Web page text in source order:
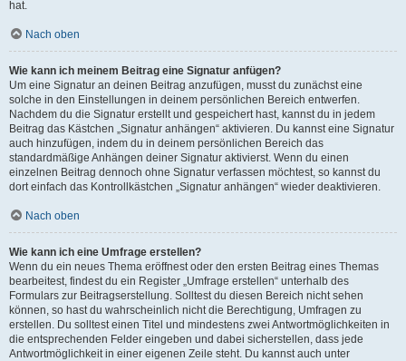
hat.
Nach oben
Wie kann ich meinem Beitrag eine Signatur anfügen?
Um eine Signatur an deinen Beitrag anzufügen, musst du zunächst eine
solche in den Einstellungen in deinem persönlichen Bereich entwerfen.
Nachdem du die Signatur erstellt und gespeichert hast, kannst du in jedem
Beitrag das Kästchen „Signatur anhängen“ aktivieren. Du kannst eine Signatur
auch hinzufügen, indem du in deinem persönlichen Bereich das
standardmäßige Anhängen deiner Signatur aktivierst. Wenn du einen
einzelnen Beitrag dennoch ohne Signatur verfassen möchtest, so kannst du
dort einfach das Kontrollkästchen „Signatur anhängen“ wieder deaktivieren.
Nach oben
Wie kann ich eine Umfrage erstellen?
Wenn du ein neues Thema eröffnest oder den ersten Beitrag eines Themas
bearbeitest, findest du ein Register „Umfrage erstellen“ unterhalb des
Formulars zur Beitragserstellung. Solltest du diesen Bereich nicht sehen
können, so hast du wahrscheinlich nicht die Berechtigung, Umfragen zu
erstellen. Du solltest einen Titel und mindestens zwei Antwortmöglichkeiten in
die entsprechenden Felder eingeben und dabei sicherstellen, dass jede
Antwortmöglichkeit in einer eigenen Zeile steht. Du kannst auch unter